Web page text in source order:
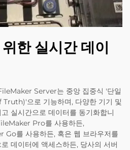
한 실시간 데이
Server는 중앙 집중식 '단일
으로 기능하며, 다양한 기기 및
실시간으로 데이터를 동기화합니
Pro를 사용하든,
를 사용하든, 혹은 웹 브라우저를
데이터에 액세스하든, 당사의 서버